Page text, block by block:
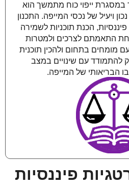
במסגרת ייפוי כוח מתמשך הוא
ויעיל של נכסי המייפה. התכנון
הכנת תוכניות לשמירה
התאמתם לצרכים ולמטרות
מומחים בתחום ולהכין תוכנית
להתמודד עם שינויים במצב
הבריאותי של המייפה.
פיננסיות